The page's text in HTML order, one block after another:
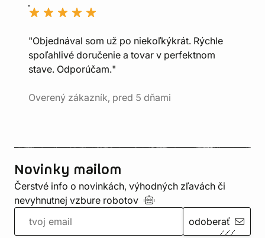
"Objednával som už po niekoľkýkrát. Rýchle
spoľahlivé doručenie a tovar v perfektnom
stave. Odporúčam."
Overený zákazník, pred 5 dňami
Novinky mailom
Čerstvé info o novinkách, výhodných zľavách či
nevyhnutnej vzbure robotov
odoberať